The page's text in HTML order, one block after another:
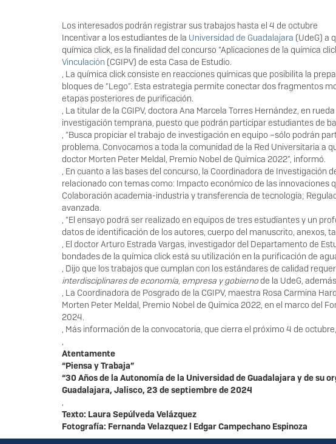
Los interesados podrán registrar sus trabajos hasta el 4 de octubre
Incentivar a los estudiantes de la Universidad de Guadalajara (UdeG) a
química click, es la finalidad del concurso “Aplicaciones de la química
Vinculación (CGIPV) de esta Casa de Estudio.
, La química click consiste en reacciones químicas que posibilita la
bloques de “Lego”. Esta estrategia permite conectar dos fragmentos
etapas posteriores de purificación.
, La titular de la CGIPV, doctora Ana Marcela Torres Hernández, en
investigación temprana, puesto que podrán participar estudiantes de
, “Busca propiciar el trabajo de investigación en equipo –sólo podrán
problema. Convocamos a toda la comunidad de la Red Universitaria a
doctor Morten Peter Meldal, Premio Nobel de Química 2022”, informó.
, En cuanto a las bases del concurso, la Coordinadora de Investigación
relacionado con temas como: Impacto económico de las
Colaboración academia-industria y transferencia de tecnología;
avanzada.
, “El ensayo podrá ser realizado en equipos de tres estudiantes y un
datos de identificación de los autores, cuerpo del manuscrito, anexos,
, El doctor Arturo Estrada Vargas, investigador del Departamento de
bondades de la química click está su utilización en la purificación de
, Dijo que los trabajos que cumplan con los estándares de calidad
interdisciplinares de economía, empresa y gobierno de la UdeG,
, La Coordinadora de Posgrado de la CGIPV, maestra Rosa Carmina
Morten Peter Meldal, Premio Nobel de Química 2022, en el marco del
2024.
, Más información de la convocatoria, que cierra el próximo 4 de
,
Atentamente
“Piensa y Trabaja”
“30 Años de la Autonomía de la Universidad de Guadalajara y de su
Guadalajara, Jalisco, 23 de septiembre de 2024
,
Texto: Laura Sepúlveda Velázquez
Fotografía: Fernanda Velazquez l Edgar Campechano Espinoza